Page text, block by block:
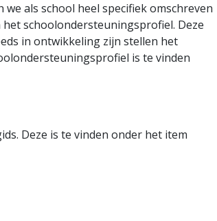
als school heel specifiek omschreven
schoolondersteuningsprofiel. Deze
in ontwikkeling zijn stellen het
is te vinden
Deze is te vinden onder het item